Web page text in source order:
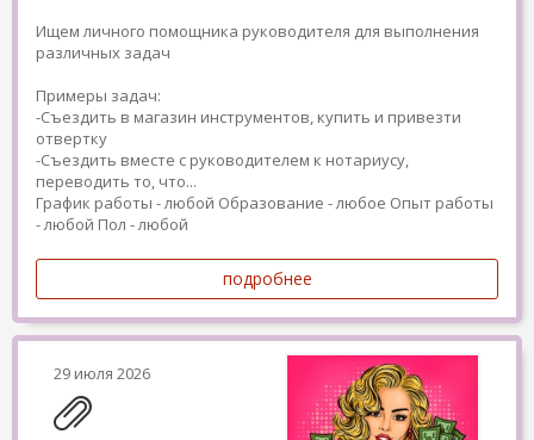
Ищем личного помощника руководителя для выполнения
различных задач
Примеры задач:
-Съездить в магазин инструментов, купить и привезти
отвертку
-Съездить вместе с руководителем к нотариусу,
переводить то, что...
График работы - любой Образование - любое Опыт работы
- любой Пол - любой
подробнее
29 июля 2026